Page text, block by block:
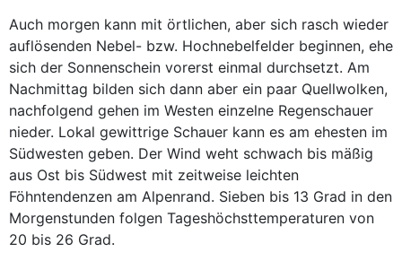
Auch morgen kann mit örtlichen, aber sich rasch wieder
auflösenden Nebel- bzw. Hochnebelfelder beginnen, ehe
sich der Sonnenschein vorerst einmal durchsetzt. Am
Nachmittag bilden sich dann aber ein paar Quellwolken,
nachfolgend gehen im Westen einzelne Regenschauer
nieder. Lokal gewittrige Schauer kann es am ehesten im
Südwesten geben. Der Wind weht schwach bis mäßig
aus Ost bis Südwest mit zeitweise leichten
Föhntendenzen am Alpenrand. Sieben bis 13 Grad in den
Morgenstunden folgen Tageshöchsttemperaturen von
20 bis 26 Grad.